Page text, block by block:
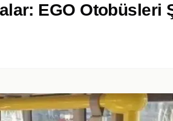
EGO